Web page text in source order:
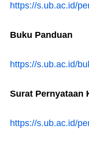
https://s.ub.ac.id/
Buku Panduan
https://s.ub.ac.id/
Surat Pernyataan
https://s.ub.ac.id/